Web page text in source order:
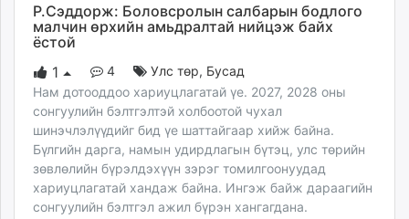
Р.Сэддорж: Боловсролын салбарын бодлого
малчин өрхийн амьдралтай нийцэж байх
ёстой
1
4 Улс төр, Бусад
Нам дотооддоо хариуцлагатай үе. 2027, 2028 оны
сонгуулийн бэлтгэлтэй холбоотой чухал
шинэчлэлүүдийг бид үе шаттайгаар хийж байна.
Бүлгийн дарга, намын удирдлагын бүтэц, улс төрийн
зөвлөлийн бүрэлдэхүүн зэрэг томилгоонуудад
хариуцлагатай хандаж байна. Ингэж байж дараагийн
сонгуулийн бэлтгэл ажил бүрэн хангагдана.